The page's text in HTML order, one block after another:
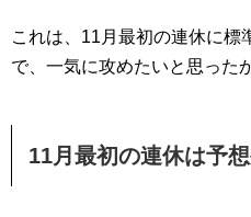
これは、11月最初の連休に標
で、一気に攻めたいと思った
11月最初の連休は予